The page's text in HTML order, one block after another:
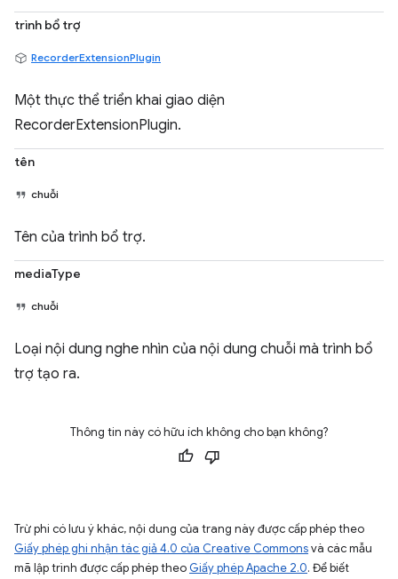
trình bổ trợ
RecorderExtensionPlugin
Một thực thể triển khai giao diện
RecorderExtensionPlugin.
tên
chuỗi
Tên của trình bổ trợ.
mediaType
chuỗi
Loại nội dung nghe nhìn của nội dung chuỗi mà trình bổ
trợ tạo ra.
Thông tin này có hữu ích không cho bạn không?
Trừ phi có lưu ý khác, nội dung của trang này được cấp phép theo
Giấy phép ghi nhận tác giả 4.0 của Creative Commonsvà các mẫu
mã lập trình được cấp phép theo Giấy phép Apache 2.0. Để biết